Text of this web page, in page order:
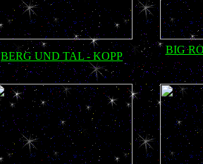
BERG UND TAL - KOPP
BIG